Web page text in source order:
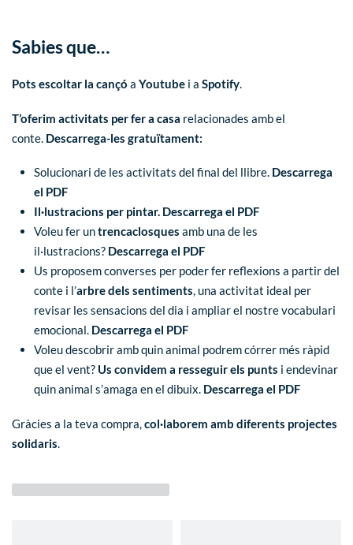
Sabies que…
Pots escoltar la cançó a Youtube i a Spotify.
T’oferim activitats per fer a casa relacionades amb el
conte. Descarrega-les gratuïtament:
Solucionari de les activitats del final del llibre. Descarrega
el PDF
Il·lustracions per pintar. Descarrega el PDF
Voleu fer untrencaclosques amb una de les
il·lustracions? Descarrega el PDF
Us proposem converses per poder fer reflexions a partir del
conte i l’arbre dels sentiments, una activitat ideal per
revisar les sensacions del dia i ampliar el nostre vocabulari
emocional. Descarrega el PDF
Voleu descobrir amb quin animal podrem córrer més ràpid
que el vent? Us convidem a resseguir els punts i endevinar
quin animal s’amaga en el dibuix. Descarrega el PDF
Gràcies a la teva compra,col·laborem amb diferents projectes
solidaris.